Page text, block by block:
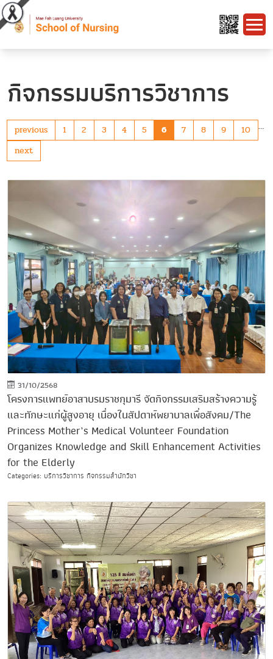
กิจกรรมบริการวิชาการ
previous 1 2 3 4 5 6 7 8 9 10
…
next
31/10/2568
โครงการแพทย์อาสาบรมราชกุมารี จัดกิจกรรมเสริมสร้างความรู้
และทักษะแก่ผู้สูงอายุ เนื่องในสัปดาห์พยาบาลเพื่อสังคม/The
Princess Mother’s Medical Volunteer Foundation
Organizes Knowledge and Skill Enhancement Activities
for the Elderly
Categories: บริการวิชาการ กิจกรรมสำนักวิชา